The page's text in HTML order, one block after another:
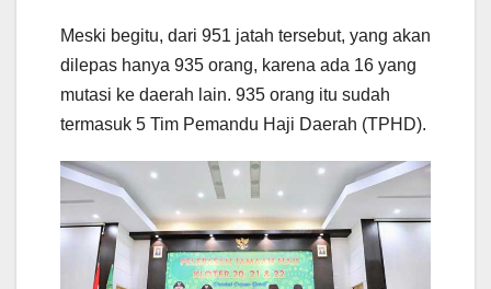
Meski begitu, dari 951 jatah tersebut, yang akan
dilepas hanya 935 orang, karena ada 16 yang
mutasi ke daerah lain. 935 orang itu sudah
termasuk 5 Tim Pemandu Haji Daerah (TPHD).